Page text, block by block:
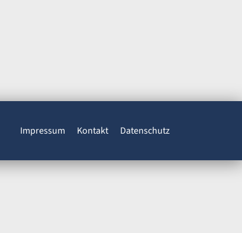
Impressum Kontakt Datenschutz